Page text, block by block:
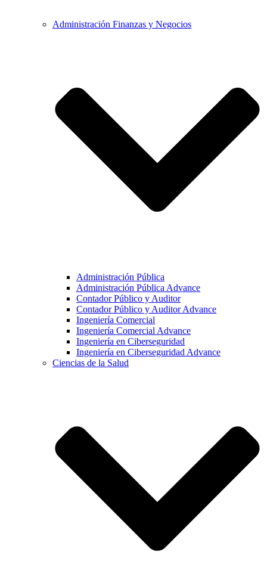
Administración Finanzas y Negocios
Administración Pública
Administración Pública Advance
Contador Público y Auditor
Contador Público y Auditor Advance
Ingeniería Comercial
Ingeniería Comercial Advance
Ingeniería en Ciberseguridad
Ingeniería en Ciberseguridad Advance
Ciencias de la Salud